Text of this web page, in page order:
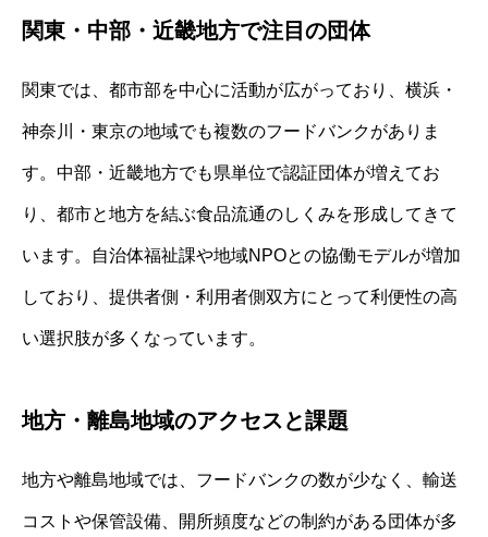
関東・中部・近畿地方で注目の団体
関東では、都市部を中心に活動が広がっており、横浜・
神奈川・東京の地域でも複数のフードバンクがありま
す。中部・近畿地方でも県単位で認証団体が増えてお
り、都市と地方を結ぶ食品流通のしくみを形成してきて
います。自治体福祉課や地域NPOとの協働モデルが増加
しており、提供者側・利用者側双方にとって利便性の高
い選択肢が多くなっています。
地方・離島地域のアクセスと課題
地方や離島地域では、フードバンクの数が少なく、輸送
コストや保管設備、開所頻度などの制約がある団体が多